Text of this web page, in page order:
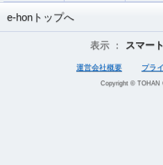
e-honトップへ
表示 ： スマー
運営会社概要 プラ
Copyright © TOHAN